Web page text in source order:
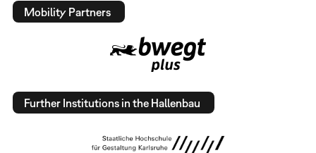
Mobility Partners
Further Institutions in the Hallenbau